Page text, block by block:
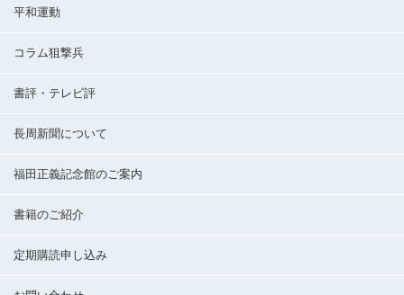
平和運動
コラム狙撃兵
書評・テレビ評
長周新聞について
福田正義記念館のご案内
書籍のご紹介
定期購読申し込み